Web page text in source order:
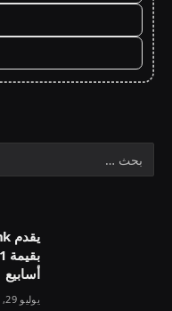
أسابيع
يوليو 29, 2026